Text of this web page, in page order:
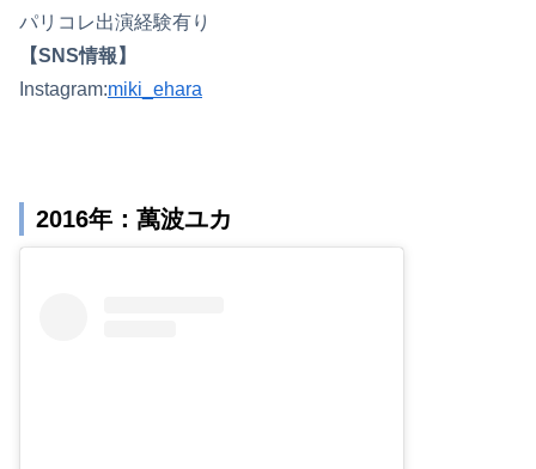
パリコレ出演経験有り
【SNS情報】
Instagram:miki_ehara
2016年：萬波ユカ